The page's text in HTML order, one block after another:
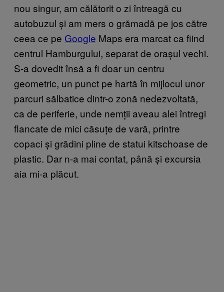
nou singur, am călătorit o zi întreagă cu
autobuzul și am mers o grămadă pe jos către
ceea ce pe Google Maps era marcat ca fiind
centrul Hamburgului, separat de orașul vechi.
S-a dovedit însă a fi doar un centru
geometric, un punct pe hartă în mijlocul unor
parcuri sălbatice dintr-o zonă nedezvoltată,
ca de periferie, unde nemții aveau alei întregi
flancate de mici căsuțe de vară, printre
copaci și grădini pline de statui kitschoase de
plastic. Dar n-a mai contat, până și excursia
aia mi-a plăcut.